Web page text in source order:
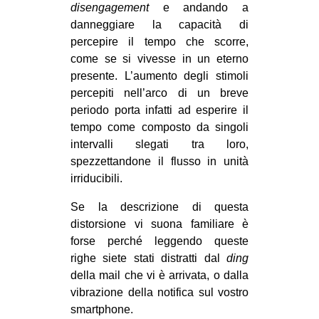
disengagement e andando a
danneggiare la capacità di
percepire il tempo che scorre,
come se si vivesse in un eterno
presente. L’aumento degli stimoli
percepiti nell’arco di un breve
periodo porta infatti ad esperire il
tempo come composto da singoli
intervalli slegati tra loro,
spezzettandone il flusso in unità
irriducibili.
Se la descrizione di questa
distorsione vi suona familiare è
forse perché leggendo queste
righe siete stati distratti dal ding
della mail che vi è arrivata, o dalla
vibrazione della notifica sul vostro
smartphone.